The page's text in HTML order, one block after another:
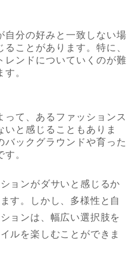
自分の好みと一致しない場
ことがあります。特に、
レンドについていくのが難
。
って、あるファッションス
いと感じることもありま
バックグラウンドや育った
。
ョンがダサいと感じるか
す。しかし、多様性と自
ョンは、幅広い選択肢を
ルを楽しむことができま